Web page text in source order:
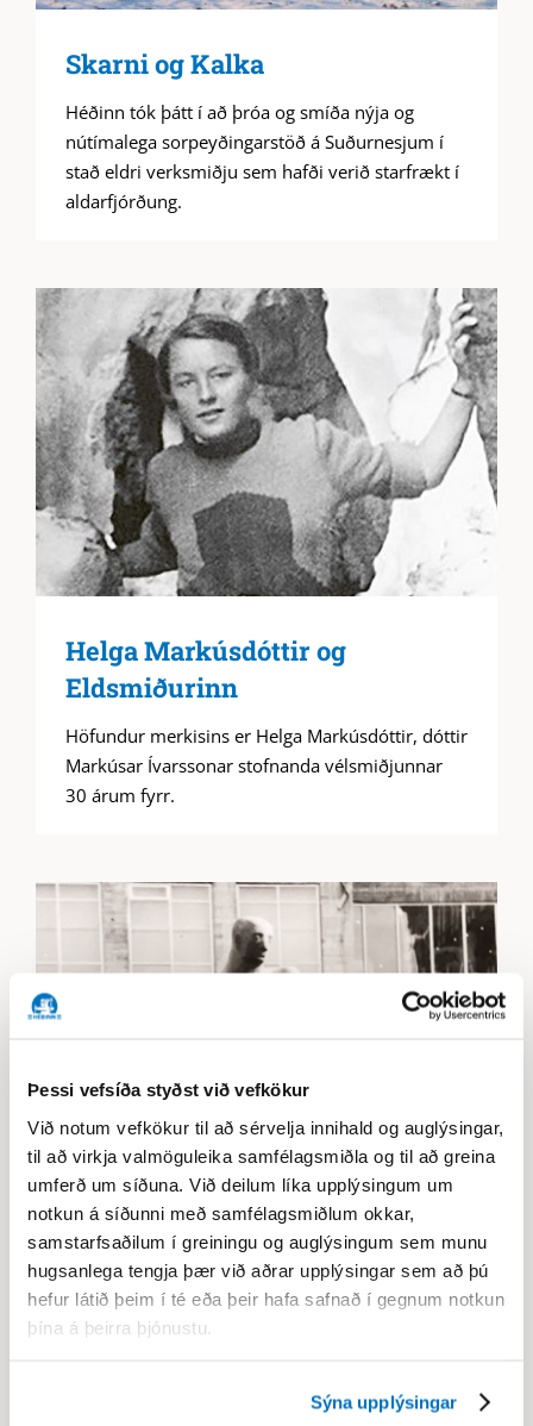
Þessi vefsíða styðst við vefkökur
Við notum vefkökur til að sérvelja innihald og auglýsingar,
til að virkja valmöguleika samfélagsmiðla og til að greina
umferð um síðuna. Við deilum líka upplýsingum um
notkun á síðunni með samfélagsmiðlum okkar,
samstarfsaðilum í greiningu og auglýsingum sem munu
hugsanlega tengja þær við aðrar upplýsingar sem að þú
hefur látið þeim í té eða þeir hafa safnað í gegnum notkun
þína á þeirra þjónustu.
Sýna upplýsingar
Skarni og Kalka
Héðinn tók þátt í að þróa og smíða nýja og
nútímalega sorpeyðingarstöð á Suðurnesjum í
stað eldri verksmiðju sem hafði verið starfrækt í
aldarfjórðung.
Helga Markúsdóttir og
Eldsmiðurinn
Höfundur merkisins er Helga Markúsdóttir, dóttir
Markúsar Ívarssonar stofnanda vélsmiðjunnar
30 árum fyrr.
Héðinn og járnsmiður
Ásmundar
það á nú enn frekar við um sjálft listaverkið, því